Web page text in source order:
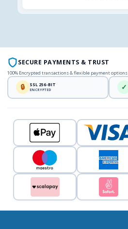
SECURE PAYMENTS & TRUST
100% Encrypted transactions & flexible payment options
🔒 SSL 256-BIT
ENCRYPTED ✓